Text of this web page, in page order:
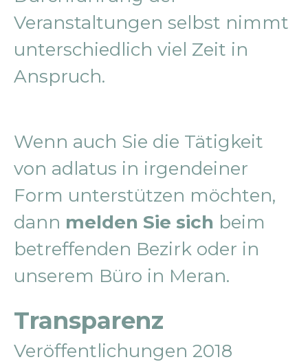
Veranstaltungen selbst nimmt
unterschiedlich viel Zeit in
Anspruch.
Wenn auch Sie die Tätigkeit
von adlatus in irgendeiner
Form unterstützen möchten,
dann melden Sie sich beim
betreffenden Bezirk oder in
unserem Büro in Meran.
Transparenz
Veröffentlichungen 2018